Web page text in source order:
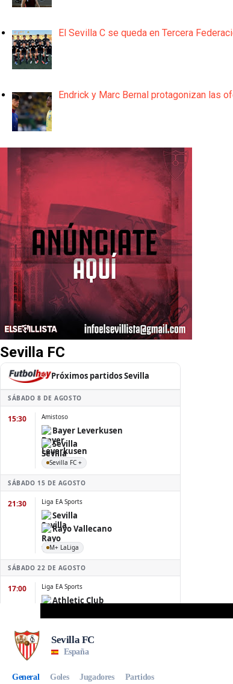
El Sevilla C se queda en Tercera
Endrick y Marc Bernal protagonizan las
Sevilla FC